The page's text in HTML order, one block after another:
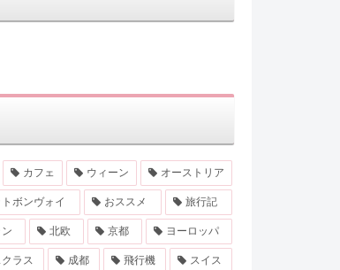
カフェ ウィーン オーストリア
ボンヴォイ おススメ 旅行記
北欧 京都 ヨーロッパ
ラス 成都 飛行機 スイス